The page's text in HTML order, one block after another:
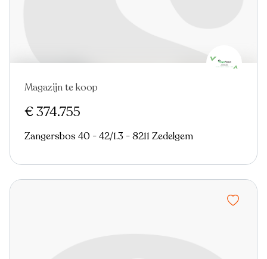
Magazijn te koop
€ 374.755
Zangersbos 40 - 42/1.3 - 8211 Zedelgem